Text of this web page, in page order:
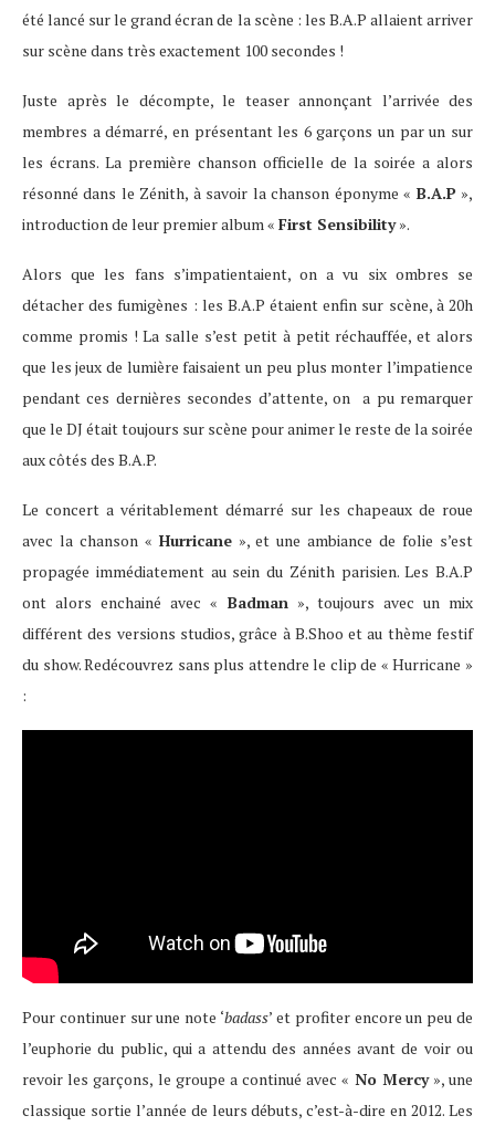
été lancé sur le grand écran de la scène : les B.A.P allaient arriver
sur scène dans très exactement 100 secondes !
Juste après le décompte, le teaser annonçant l’arrivée des
membres a démarré, en présentant les 6 garçons un par un sur
les écrans. La première chanson officielle de la soirée a alors
résonné dans le Zénith, à savoir la chanson éponyme « B.A.P»,
introduction de leur premier album « First Sensibility».
Alors que les fans s’impatientaient, on a vu six ombres se
détacher des fumigènes : les B.A.P étaient enfin sur scène, à 20h
comme promis ! La salle s’est petit à petit réchauffée, et alors
que les jeux de lumière faisaient un peu plus monter l’impatience
pendant ces dernières secondes d’attente, on a pu remarquer
que le DJ était toujours sur scène pour animer le reste de la soirée
aux côtés des B.A.P.
Le concert a véritablement démarré sur les chapeaux de roue
avec la chanson « Hurricane», et une ambiance de folie s’est
propagée immédiatement au sein du Zénith parisien. Les B.A.P
ont alors enchainé avec « Badman », toujours avec un mix
différent des versions studios, grâce à B.Shoo et au thème festif
du show. Redécouvrez sans plus attendre le clip de « Hurricane »
:
Pour continuer sur une note ‘badass’ et profiter encore un peu de
l’euphorie du public, qui a attendu des années avant de voir ou
revoir les garçons, le groupe a continué avec « No Mercy», une
classique sortie l’année de leurs débuts, c’est-à-dire en 2012. Les